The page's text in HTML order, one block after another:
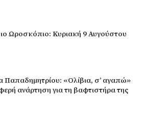
Ωροσκόπιο: Κυριακή 9 Αυγούστου
Παπαδημητρίου: «Ολίβια, σ’ αγαπώ»
ανάρτηση για τη βαφτιστήρα της